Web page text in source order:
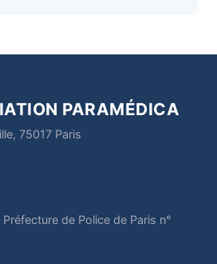
PARAMÉDICA
75017 Paris
de Police de Paris n°